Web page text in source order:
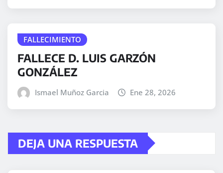
FALLECIMIENTO
FALLECE D. LUIS GARZÓN
GONZÁLEZ
Ismael Muñoz Garcia Ene 28, 2026
DEJA UNA RESPUESTA